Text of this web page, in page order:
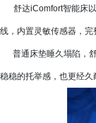
舒达iComfort智能床以
线，内置灵敏传感器，
普通床垫睡久塌陷，舒
稳稳的托举感，也更经